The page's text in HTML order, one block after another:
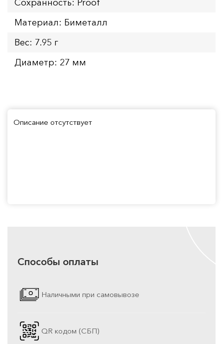
Сохранность: Proof
Материал: Биметалл
Вес: 7.95 г
Диаметр: 27 мм
Описание отсутствует
Способы оплаты
Наличными при самовывозе
QR кодом (СБП)